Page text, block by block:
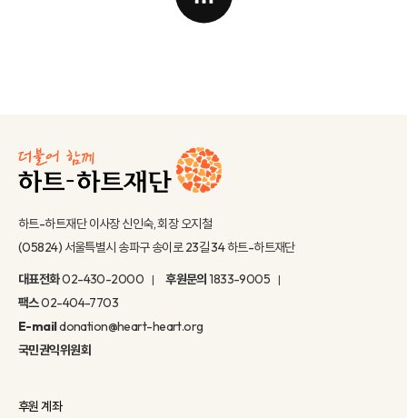
하트-하트재단 이사장 신인숙, 회장 오지철
(05824) 서울특별시 송파구 송이로 23길 34 하트-하트재단
대표전화02-430-2000 후원문의1833-9005
팩스02-404-7703
E-maildonation@heart-heart.org
국민권익위원회
후원 계좌